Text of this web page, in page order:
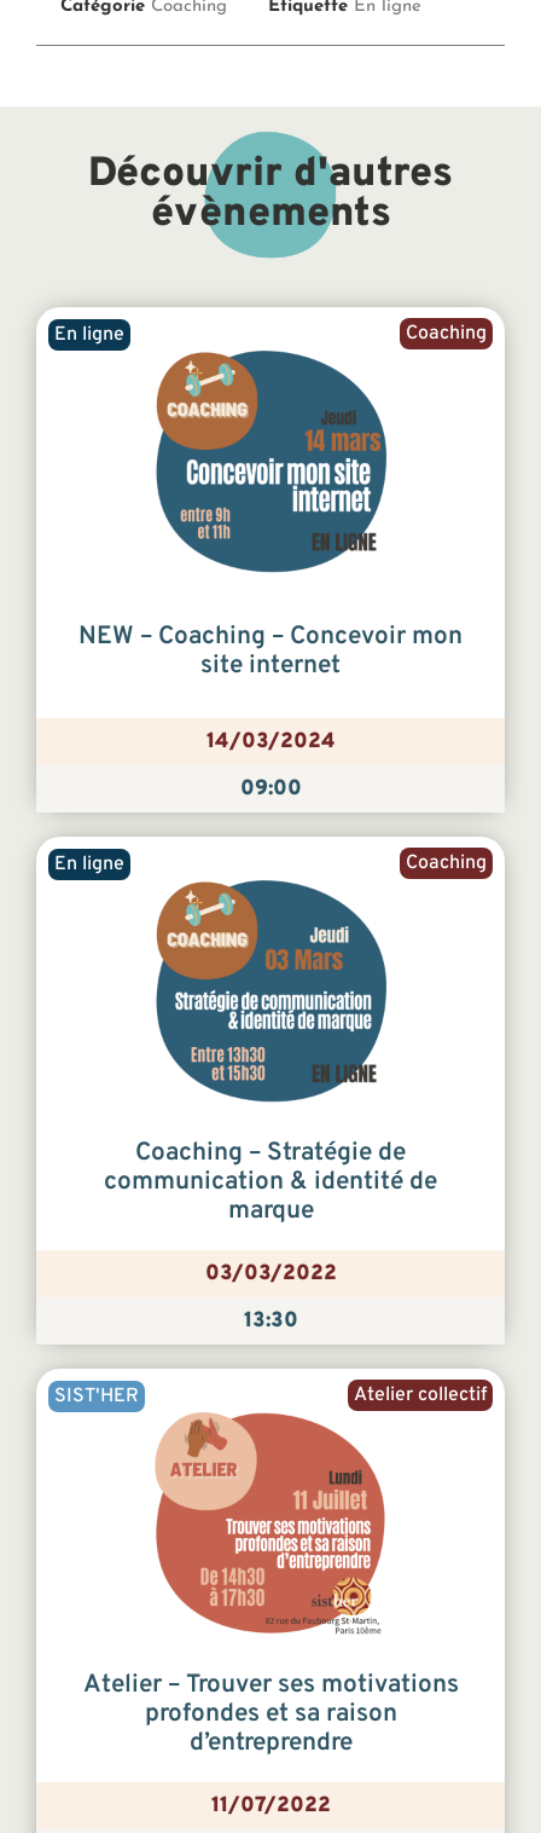
Catégorie Coaching Étiquette En ligne
Découvrir d'autres
évènements
Coaching
En ligne
NEW – Coaching – Concevoir mon
site internet
14/03/2024
09:00
Coaching
En ligne
Coaching – Stratégie de
communication & identité de
marque
03/03/2022
13:30
Atelier collectif
SIST'HER
Atelier – Trouver ses motivations
profondes et sa raison
d’entreprendre
11/07/2022